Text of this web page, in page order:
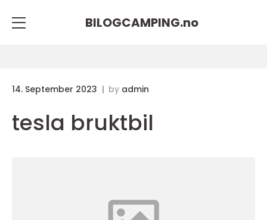
BILOGCAMPING.no
14. September 2023 by admin
tesla bruktbil